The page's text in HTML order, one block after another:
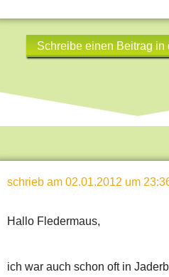
Schreibe einen Beitrag in
schrieb am 02.01.2012 um
Hallo Fledermaus,
ich war auch schon oft in